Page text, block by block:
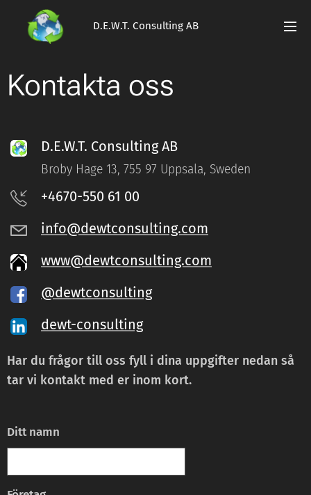
D.E.W.T. Consulting AB
Kontakta oss
D.E.W.T. Consulting AB
Broby Hage 13, 755 97 Uppsala, Sweden
+4670-550 61 00
info@dewtconsulting.com
www@dewtconsulting.com
@dewtconsulting
dewt-consulting
Har du frågor till oss fyll i dina uppgifter nedan så
tar vi kontakt med er inom kort.
Ditt namn